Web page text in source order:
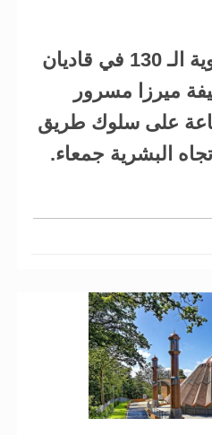
اختتام الجلسة السنوية الـ 130 في قاديان
ميرزا ​​مسرور
على سلوك طريق
البشرية جمعاء.